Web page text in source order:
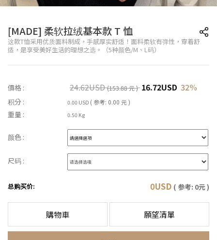
[MADE] 柔软拉绒基本款 T 恤
这款T恤采用优质面料制成，手感厚实舒适！面料柔软有弹性，穿着舒
适，是享受美好生活的理想之选。（5种颜色/M、L码）
價格 : 24.62USD (153.88 元 ) 16.72USD 32%
积分 : 0.00 USD ( 参考: 0.00 元 )
重量 : 0.50 Kg
颜色 :
尺码 :
总购买价: 0USD ( 参考: 0元 )
購物車 願望清單